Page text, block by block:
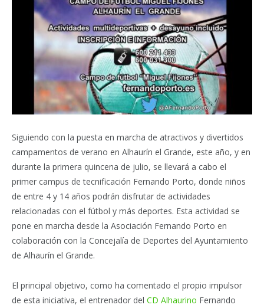
Siguiendo con la puesta en marcha de atractivos y divertidos
campamentos de verano en Alhaurín el Grande, este año, y en
durante la primera quincena de julio, se llevará a cabo el
primer campus de tecnificación Fernando Porto, donde niños
de entre 4 y 14 años podrán disfrutar de actividades
relacionadas con el fútbol y más deportes. Esta actividad se
pone en marcha desde la Asociación Fernando Porto en
colaboración con la Concejalía de Deportes del Ayuntamiento
de Alhaurín el Grande.
El principal objetivo, como ha comentado el propio impulsor
de esta iniciativa, el entrenador del CD Alhaurino Fernando